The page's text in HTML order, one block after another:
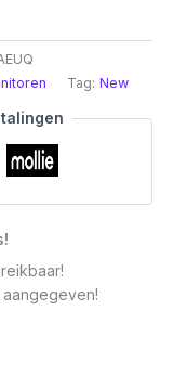
Tag: New
aangegeven!